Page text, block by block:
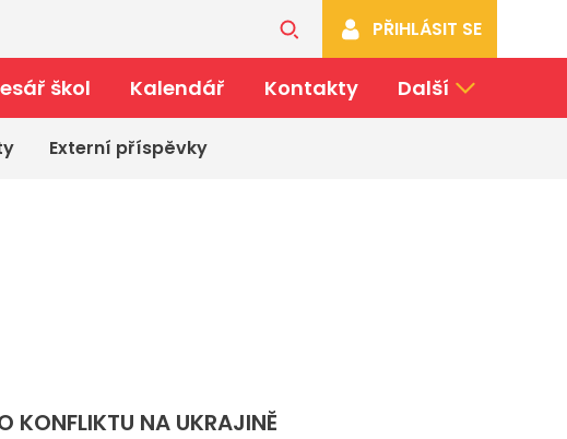
PŘIHLÁSIT SE
škol Kalendář Kontakty Další
Externí příspěvky
KONFLIKTU NA UKRAJINĚ